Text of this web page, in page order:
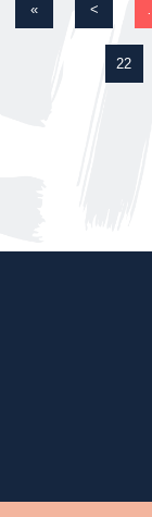
« <
22